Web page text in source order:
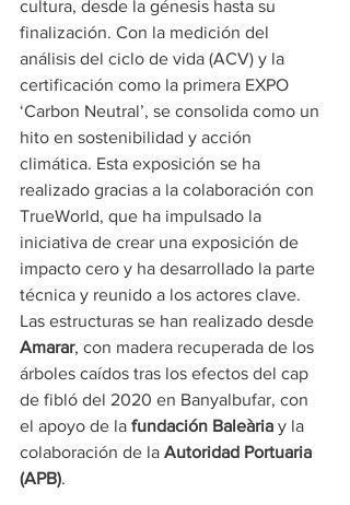
cultura, desde la génesis hasta su
finalización. Con la medición del
análisis del ciclo de vida (ACV) y la
certificación como la primera EXPO
‘Carbon Neutral’, se consolida como un
hito en sostenibilidad y acción
climática. Esta exposición se ha
realizado gracias a la colaboración con
TrueWorld, que ha impulsado la
iniciativa de crear una exposición de
impacto cero y ha desarrollado la parte
técnica y reunido a los actores clave.
Las estructuras se han realizado desde
Amarar, con madera recuperada de los
árboles caídos tras los efectos del cap
de fibló del 2020 en Banyalbufar, con
el apoyo de la fundación Baleària y la
colaboración de la Autoridad Portuaria
(APB).